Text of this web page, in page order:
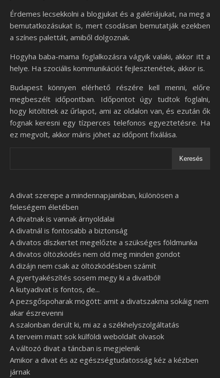
Érdemes lecsekkolni a blogjukat és a galériájukat, na meg a
bemutatkozásukat is, mert csodásan bemutatják ezekben
a színes palettát, amiből dolgoznak.
Hogyha baba-mama foglalkozásra vágyik valaki, akkor itt a
helye. Ha szociális kommunikációt fejlesztenétek, akkor is.
Budapest könnyen elérhető részére kell menni, előre
megbeszélt időpontban. Időpontot úgy tudtok foglalni,
hogy kitöltitek az űrlapot, ami az oldalon van, és ezután ők
fognak keresni egy tízperces telefonos egyeztetésre. Ha
ez megvolt, akkor máris jöhet az időpont fixálása.
Keresés
A divat szerepe a mindennapjainkban, különösen a
feleségem életében
A divatnak is vannak árnyoldalai
A divatnál is fontosabb a biztonság
A divatos díszkertet megelőzte a szükséges földmunka
A divatos öltözködés nem old meg minden gondot
A dizájn nem csak az öltözködésben számít
A gyertyakészítés sosem megy ki a divatból!
A kutyadivat is fontos, de...
A pezsgőspoharak mögött: amit a divatszakma sokáig nem
akar észrevenni
A szalonban derült ki, mi az a székhelyszolgáltatás
A terveim miatt sok külföldi weboldalt olvasok
A változó divat a táncban is megjelenik
Amikor a divat és az egészségtudatosság kéz a kézben
járnak